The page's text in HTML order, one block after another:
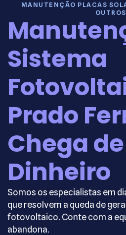
MANUTENÇÃO PLACAS
OUTROS
Sistema
Prado
Chega
Dinheiro
Somos os especialistas em
que resolvem a queda de
fotovoltaico. Conte com a
abandona.